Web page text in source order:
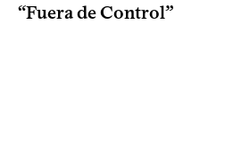
“Fuera de Control”